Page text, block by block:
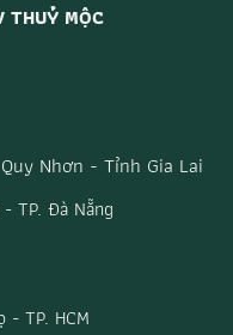
THUỶ MỘC
Nhơn - Tỉnh Gia Lai
TP. Đà Nẵng
TP. HCM